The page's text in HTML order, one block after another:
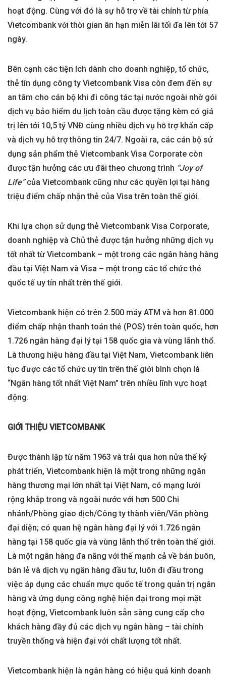
hoạt động. Cùng với đó là sự hỗ trợ về tài chính từ phía
Vietcombank với thời gian ân hạn miễn lãi tối đa lên tới 57
ngày.
Bên cạnh các tiện ích dành cho doanh nghiệp, tổ chức,
thẻ tín dụng công ty Vietcombank Visa còn đem đến sự
an tâm cho cán bộ khi đi công tác tại nước ngoài nhờ gói
dịch vụ bảo hiểm du lịch toàn cầu được tặng kèm có giá
trị lên tới 10,5 tỷ VNĐ cùng nhiều dịch vụ hỗ trợ khẩn cấp
và dịch vụ hỗ trợ thông tin 24/7. Ngoài ra, các cán bộ sử
dụng sản phẩm thẻ Vietcombank Visa Corporate còn
được tận hưởng các ưu đãi theo chương trình “Joy of
Life”của Vietcombank cũng như các quyền lợi tại hàng
triệu điểm chấp nhận thẻ của Visa trên toàn thế giới.
Khi lựa chọn sử dụng thẻ Vietcombank Visa Corporate,
doanh nghiệp và Chủ thẻ được tận hưởng những dịch vụ
tốt nhất từ Vietcombank – một trong các ngân hàng hàng
đầu tại Việt Nam và Visa – một trong các tổ chức thẻ
quốc tế uy tín nhất trên thế giới.
Vietcombank hiện có trên 2.500 máy ATM và hơn 81.000
điểm chấp nhận thanh toán thẻ (POS) trên toàn quốc, hơn
1.726 ngân hàng đại lý tại 158 quốc gia và vùng lãnh thổ.
Là thương hiệu hàng đầu tại Việt Nam, Vietcombank liên
tục được các tổ chức uy tín trên thế giới bình chọn là
“Ngân hàng tốt nhất Việt Nam” trên nhiều lĩnh vực hoạt
động.
GIỚI THIỆU VIETCOMBANK
Được thành lập từ năm 1963 và trải qua hơn nửa thế kỷ
phát triển, Vietcombank hiện là một trong những ngân
hàng thương mại lớn nhất tại Việt Nam, có mạng lưới
rộng khắp trong và ngoài nước với hơn 500 Chi
nhánh/Phòng giao dịch/Công ty thành viên/Văn phòng
đại diện; có quan hệ ngân hàng đại lý với 1.726 ngân
hàng tại 158 quốc gia và vùng lãnh thổ trên toàn thế giới.
Là một ngân hàng đa năng với thế mạnh cả về bán buôn,
bán lẻ và dịch vụ ngân hàng đầu tư, luôn đi đầu trong
việc áp dụng các chuẩn mực quốc tế trong quản trị ngân
hàng và ứng dụng công nghệ hiện đại trong mọi mặt
hoạt động, Vietcombank luôn sẵn sàng cung cấp cho
khách hàng đầy đủ các dịch vụ ngân hàng – tài chính
truyền thống và hiện đại với chất lượng tốt nhất.
Vietcombank hiện là ngân hàng có hiệu quả kinh doanh